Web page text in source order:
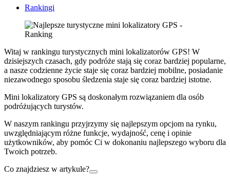
Rankingi
Witaj w rankingu turystycznych mini lokalizatorów GPS! W
dzisiejszych czasach, gdy podróże stają się coraz bardziej popularne,
a nasze codzienne życie staje się coraz bardziej mobilne, posiadanie
niezawodnego sposobu śledzenia staje się coraz bardziej istotne.
Mini lokalizatory GPS są doskonałym rozwiązaniem dla osób
podróżujących turystów.
W naszym rankingu przyjrzymy się najlepszym opcjom na rynku,
uwzględniającym różne funkcje, wydajność, cenę i opinie
użytkowników, aby pomóc Ci w dokonaniu najlepszego wyboru dla
Twoich potrzeb.
Co znajdziesz w artykule?